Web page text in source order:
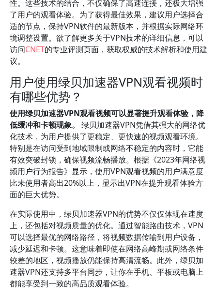
性。这些技术的结合，不仅确保了高速连接，还极大增强
了用户的观看体验。为了获得最佳效果，建议用户选择合
适的节点，保持VPN软件的最新版本，并根据实际网络环
境调整设置。欲了解更多关于VPN技术的详细信息，可以
访问CNET的专业评测页面，获取权威的技术解析和使用建
议。
用户使用绿贝加速器VPN观看视频时
有哪些优势？
使用绿贝加速器VPN观看视频可以显著提升观看体验，降
低缓冲和卡顿现象。
绿贝加速器VPN凭借其强大的网络优
化技术，为用户提供了更稳定、更快速的视频观看环境。
特别是在访问受到地域限制或网络不稳定的内容时，它能
有效突破封锁，确保视频流畅播放。根据《2023年网络视
频用户行为报告》显示，使用VPN观看视频的用户满意度
比未使用者高出20%以上，显示出VPN在提升观看体验方
面的巨大优势。
在实际使用中，绿贝加速器VPN的优势不仅仅体现在速度
上，还包括对视频质量的优化。通过智能路由技术，VPN
可以选择最优的网络路径，将视频数据传输到用户设备，
减少延迟和卡顿。这意味着即使在网络高峰期或网络条件
较差的地区，视频播放仍能保持高清流畅。此外，绿贝加
速器VPN还支持多平台同步，让你在手机、平板或电脑上
都能享受到一致的高品质观看体验。